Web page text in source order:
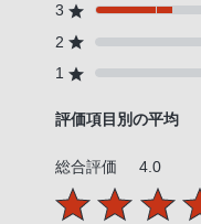
3
2
1
評価項目別の平均
総合評価 4.0